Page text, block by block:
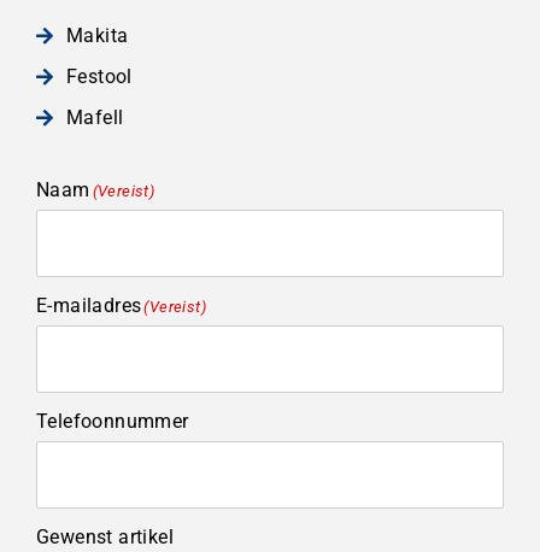
Makita
Festool
Mafell
Naam (Vereist)
E-mailadres(Vereist)
Telefoonnummer
Gewenst artikel